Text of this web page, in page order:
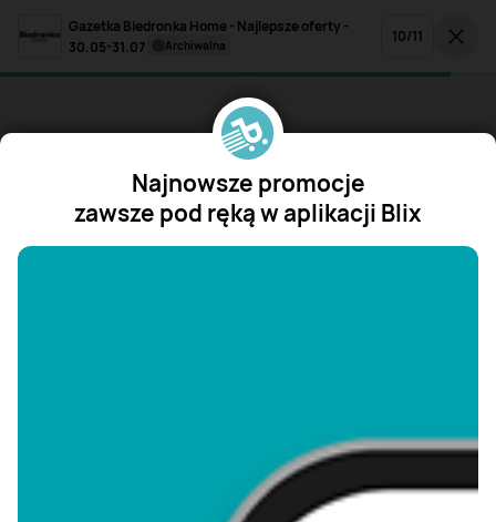
Gazetka Biedronka Home - Najlepsze oferty -
30.05-31.07
archiwalna 10/11
Najnowsze promocje
zawsze pod ręką w aplikacji Blix
"/>